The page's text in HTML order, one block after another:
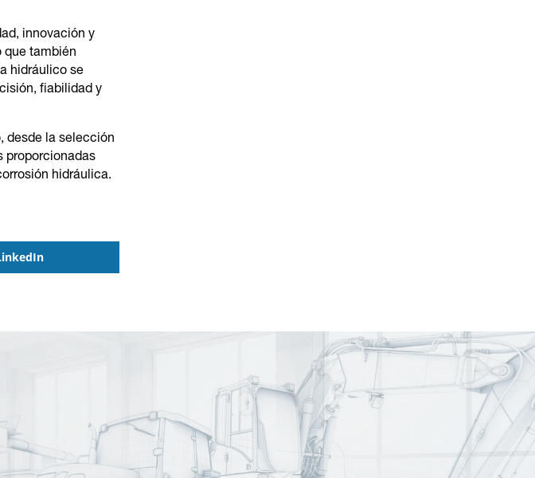
innovación y
que también
hidráulico se
fiabilidad y
desde la selección
proporcionadas
hidráulica.
Sobre VOSS Group